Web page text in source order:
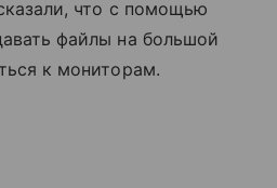
что с помощью
файлы на большой
к мониторам.